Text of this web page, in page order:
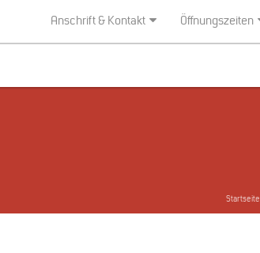
Anschrift & Kontakt Öffnungszeiten
Startseite